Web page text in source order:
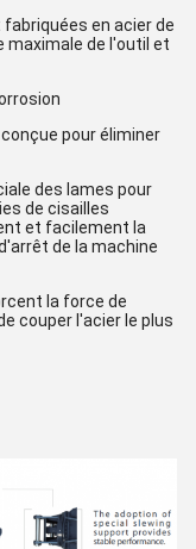
en acier de
maximale de l'outil et
pour éliminer
des lames pour
de cisailles
et facilement la
de la machine
la force de
couper l'acier le plus